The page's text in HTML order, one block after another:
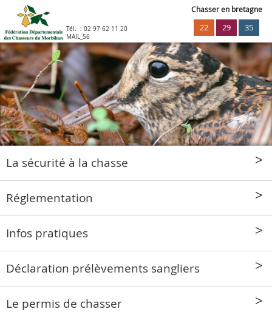
Tél. : 02 97 62 11 20
MAIL_56
Chasser en bretagne
22 29 35
La sécurité à la chasse
Réglementation
Infos pratiques
Déclaration prélèvements sangliers
Le permis de chasser